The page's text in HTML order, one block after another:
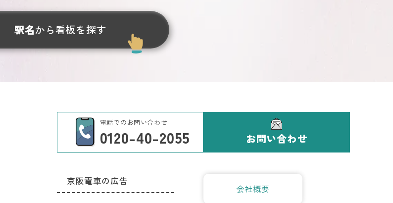
お問い合わせ
駅名から看板を探す
電話でのお問い合わせ
0120-40-2055 お問い合わせ
京阪電車の広告
会社概要